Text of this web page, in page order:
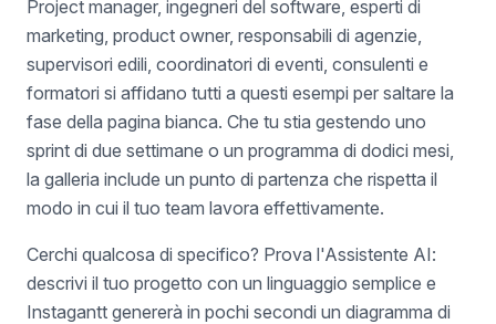
Project manager, ingegneri del software, esperti di
marketing, product owner, responsabili di agenzie,
supervisori edili, coordinatori di eventi, consulenti e
formatori si affidano tutti a questi esempi per saltare la
fase della pagina bianca. Che tu stia gestendo uno
sprint di due settimane o un programma di dodici mesi,
la galleria include un punto di partenza che rispetta il
modo in cui il tuo team lavora effettivamente.
Cerchi qualcosa di specifico? Prova l'Assistente AI:
descrivi il tuo progetto con un linguaggio semplice e
Instagantt genererà in pochi secondi un diagramma di